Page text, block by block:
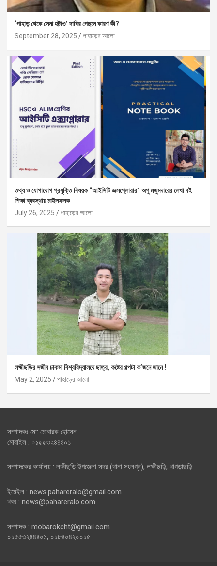
‘পাহাড় থেকে সেনা হটাও’ দাবির পেছনে কারণ কী?
September 28, 2025
পাহাড়ের আলো
তথ্য ও যোগাযোগ প্রযুক্তি বিষয়ক “আইসিটি এক্সপ্লোরার” অপু মজুমদারের লেখা বই
শিক্ষা ব্যবস্থায় মাইলফলক
July 26, 2025
পাহাড়ের আলো
লক্ষ্মীছড়ির সজীব চাকমা বিশ্ববিদ্যালয়ে ছাত্র, কষ্টের গল্পটা ক’জনে জানে !
May 2, 2025
পাহাড়ের আলো
সম্পাদকঃ মো: মোবারক হোসেন
মোবাইল : ০১৫৫৩২৪৪৪০১
সম্পাদকের কার্যালয় : লক্ষীছড়ি উপজেলা সদর (থানা সংলগ্ন), লক্ষীছড়ি, খাগড়াছড়ি
ইমেইল : news.pahareralo@gmail.com
খবর : news@pahareralo.com
সম্পাদক : mobarokcht@gmail.com
০১৫৫৩২৪৪৪০১, ০১৮৪০৪২০০১৫